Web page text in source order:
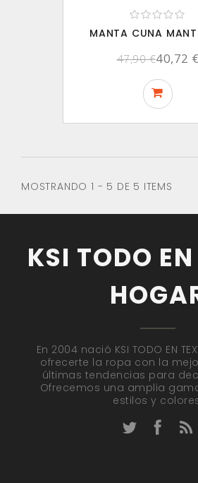
MANTA CUNA
47,90 €40,72 €
MOSTRANDO 1 - 5 DE 5 ITEMS
KSI TODO
En 2004 nació KSI TODO EN
ofrecerte la ropa con la
últimas tendencias para
Ofrecemos una amplia
estilos y